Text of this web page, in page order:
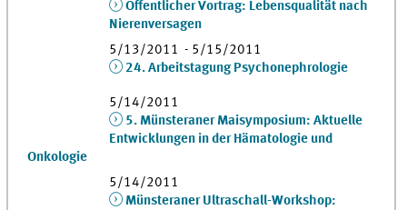
Öffentlicher Vortrag: Lebensqualität nach
Nierenversagen
5/13/2011 - 5/15/2011
24. Arbeitstagung Psychonephrologie
5/14/2011
5. Münsteraner Maisymposium: Aktuelle
Entwicklungen in der Hämatologie und
Onkologie
5/14/2011
Münsteraner Ultraschall-Workshop: